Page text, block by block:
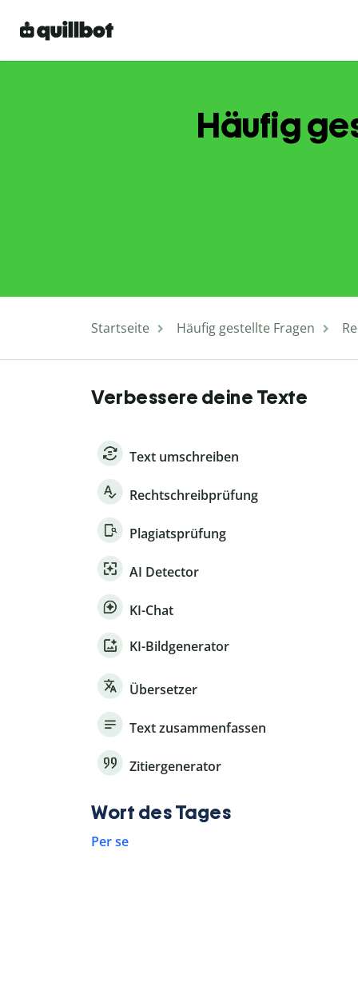
Häufig
Startseite Häufig gestellte Fragen
Verbessere deine Texte
Text umschreiben
Rechtschreibprüfung
Plagiatsprüfung
AI Detector
KI-Chat
KI-Bildgenerator
Übersetzer
Text zusammenfassen
Zitiergenerator
Wort des Tages
Per se